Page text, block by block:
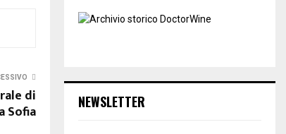
di
Sofia NEWSLETTER